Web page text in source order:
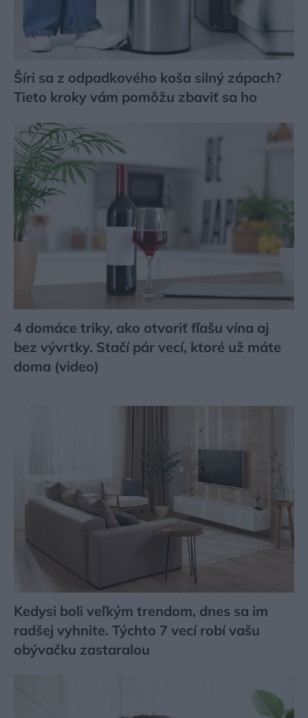
Šíri sa z odpadkového koša silný zápach?
Tieto kroky vám pomôžu zbaviť sa ho
4 domáce triky, ako otvoriť fľašu vína aj
bez vývrtky. Stačí pár vecí, ktoré už máte
doma (video)
Kedysi boli veľkým trendom, dnes sa im
radšej vyhnite. Týchto 7 vecí robí vašu
obývačku zastaralou